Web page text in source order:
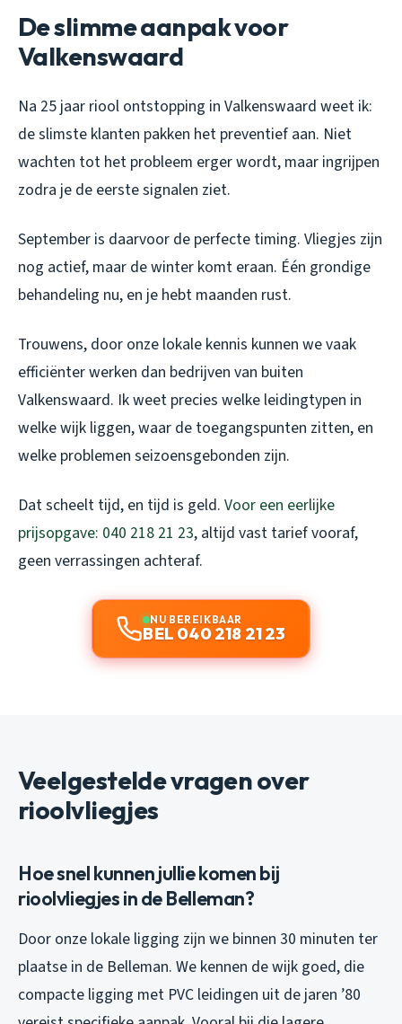
De slimme aanpak voor
Valkenswaard
Na 25 jaar riool ontstopping in Valkenswaard weet ik:
de slimste klanten pakken het preventief aan. Niet
wachten tot het probleem erger wordt, maar ingrijpen
zodra je de eerste signalen ziet.
September is daarvoor de perfecte timing. Vliegjes zijn
nog actief, maar de winter komt eraan. Één grondige
behandeling nu, en je hebt maanden rust.
Trouwens, door onze lokale kennis kunnen we vaak
efficiënter werken dan bedrijven van buiten
Valkenswaard. Ik weet precies welke leidingtypen in
welke wijk liggen, waar de toegangspunten zitten, en
welke problemen seizoensgebonden zijn.
Dat scheelt tijd, en tijd is geld. Voor een eerlijke
prijsopgave: 040 218 21 23, altijd vast tarief vooraf,
geen verrassingen achteraf.
NU BEREIKBAAR
BEL 040 218 21 23
Veelgestelde vragen over
rioolvliegjes
Hoe snel kunnen jullie komen bij
rioolvliegjes in de Belleman?
Door onze lokale ligging zijn we binnen 30 minuten ter
plaatse in de Belleman. We kennen de wijk goed, die
compacte ligging met PVC leidingen uit de jaren ’80